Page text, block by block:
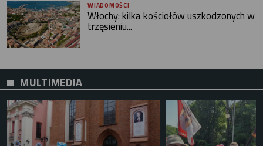
WIADOMOŚCI
Włochy: kilka kościołów uszkodzonych w
trzęsieniu...
MULTIMEDIA